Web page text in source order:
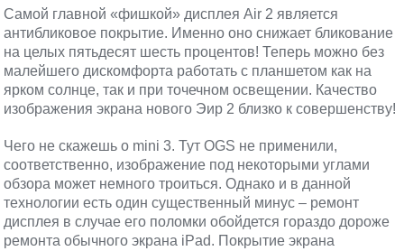
Самой главной «фишкой» дисплея Air 2 является
антибликовое покрытие. Именно оно снижает бликование
на целых пятьдесят шесть процентов! Теперь можно без
малейшего дискомфорта работать с планшетом как на
ярком солнце, так и при точечном освещении. Качество
изображения экрана нового Эир 2 близко к совершенству!
Чего не скажешь о mini 3. Тут OGS не применили,
соответственно, изображение под некоторыми углами
обзора может немного троиться. Однако и в данной
технологии есть один существенный минус – ремонт
дисплея в случае его поломки обойдется гораздо дороже
ремонта обычного экрана iPad. Покрытие экрана